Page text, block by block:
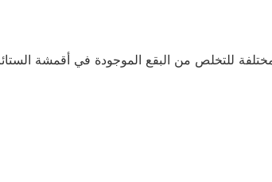
للتخلص من البقع الموجودة في أقمشة